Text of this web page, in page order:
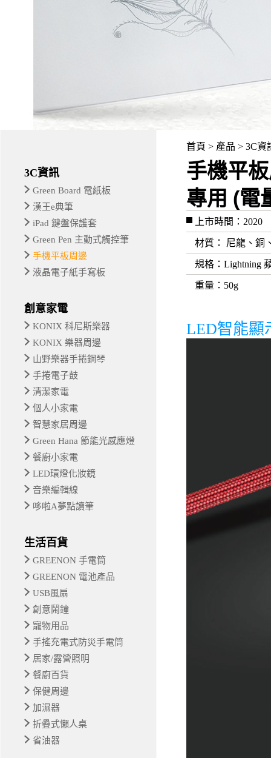
3C資訊
Green Board 電紙板
漢王e典筆
iPad 鍵盤保護套
Green Pen 主動式觸控筆
手機平板周邊
液晶電子紙手寫板
創意家電
KONIX 科尼斯樂器
KONIX 樂器周邊
山野樂器手捲鋼琴
手捲電子鼓
清潔家電
個人小家電
智慧家居周邊
Green Hana 節能光感應燈
餐廚小家電
LED環燈化妝鏡
音樂編輯線
哆啦A夢點讀筆
生活百貨
GREENON 手電筒
GREENON 電池產品
USB風扇
創意鬧鐘
寵物用品
手搖充電式防災手電筒
居家/露營照明
餐廚百貨
保健周邊
加濕器
折疊式懶人桌
省油器
首頁 > 產品 > 3C資
手機平
專用 (電
上市時間：2020
材質 ： 尼龍、銅
規格 ：Lightning
重量 ：50g
LED智能顯